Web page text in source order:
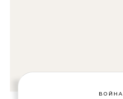
ВОЙНА